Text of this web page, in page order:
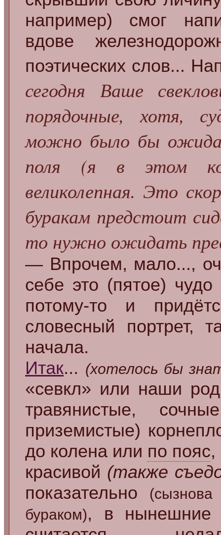
например) смог
вдове
поэтических слов...
сегодня Ваше
порядочные, хотя,
можно было бы
поля (я в этом
великолепная. Это
буракам предстоит
то нужно ожидать
— Впрочем, мало...,
себе это (пятое)
потому-то и
словесный портрет,
начала.
Итак... (хотелось бы
«севкл» или наши
травянистые,
приземистые)
до колена или по пояс,
красивой (также
показательно
бураком), в нынешние